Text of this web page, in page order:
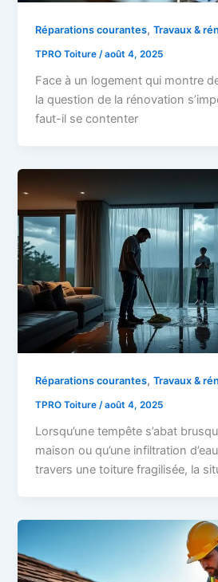
Réparations courantes,Travaux &
TPRO Toiture/août 4, 2025
Face à un logement qui montre
la question de la rénovation
faut-il se contenter
Réparations courantes,Travaux &
TPRO Toiture/août 4, 2025
Lorsqu’une tempête s’abat
maison ou qu’une infiltration
travers une toiture fragilisée, la